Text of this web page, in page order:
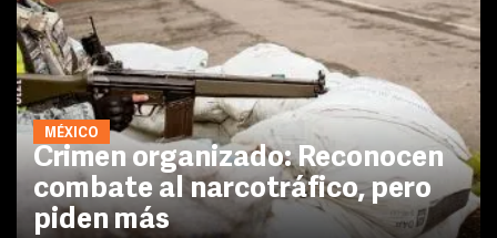
MÉXICO
Crimen organizado: Reconocen
combate al narcotráfico, pero
piden más